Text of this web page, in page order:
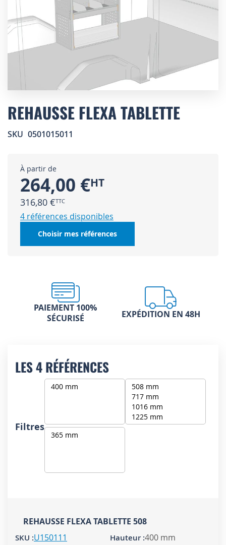
to
the
of
gallery
REHAUSSE FLEXA TABLETTE
SKU 0501015011
À partir de
264,00 €
316,80 €
4 références disponibles
Choisir mes références
PAIEMENT 100%
SÉCURISÉ
EXPÉDITION EN 48H
LES 4 RÉFÉRENCES
Filtres
REHAUSSE FLEXA TABLETTE 508
U150111
400 mm